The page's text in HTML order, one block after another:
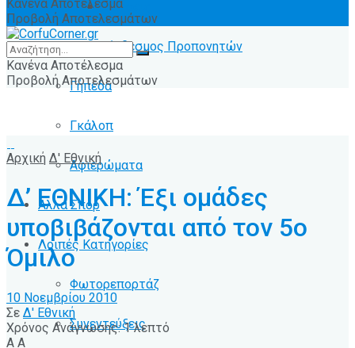
Ειδήσεις
Σύνδεσμος Προπονητών
Γήπεδα
Γκάλοπ
Αφιερώματα
Άλλα Σπόρ
Λοιπές Κατηγορίες
Φωτορεπορτάζ
Συνεντεύξεις
Κανένα Αποτέλεσμα
Προβολή Αποτελεσμάτων
Κανένα Αποτέλεσμα
Προβολή Αποτελεσμάτων
Αρχική Δ' Εθνική
Δ’ ΕΘΝΙΚΗ: Έξι ομάδες
υποβιβάζονται από τον 5ο
Όμιλο
10 Νοεμβρίου 2010
Σε Δ' Εθνική
Χρόνος Ανάγνωσης: 1 λεπτό
A A